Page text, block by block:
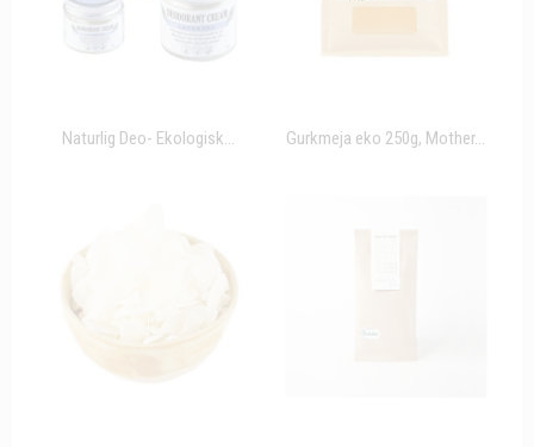
Naturlig Deo- Ekologisk... Gurkmeja eko 250g, Mother...